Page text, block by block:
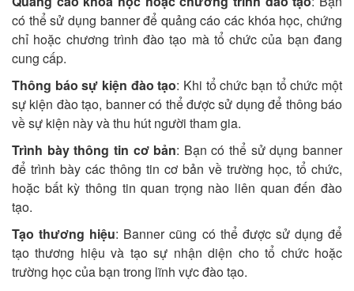
có thể sử dụng banner để quảng cáo các khóa học, chứng
chỉ hoặc chương trình đào tạo mà tổ chức của bạn đang
cung cấp.
Thông báo sự kiện đào tạo: Khi tổ chức bạn tổ chức một
sự kiện đào tạo, banner có thể được sử dụng để thông báo
về sự kiện này và thu hút người tham gia.
Trình bày thông tin cơ bản: Bạn có thể sử dụng banner
để trình bày các thông tin cơ bản về trường học, tổ chức,
hoặc bất kỳ thông tin quan trọng nào liên quan đến đào
tạo.
Tạo thương hiệu: Banner cũng có thể được sử dụng để
tạo thương hiệu và tạo sự nhận diện cho tổ chức hoặc
trường học của bạn trong lĩnh vực đào tạo.